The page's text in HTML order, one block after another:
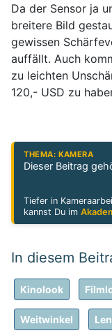
Da der Sensor ja
breitere Bild
gewissen
auffällt. Auch
zu leichten
120,- USD zu
THEMA: KAMERA
Dieser Beitrag
Tiefer in
kannst Du im
Kinolook
Weitwinkel